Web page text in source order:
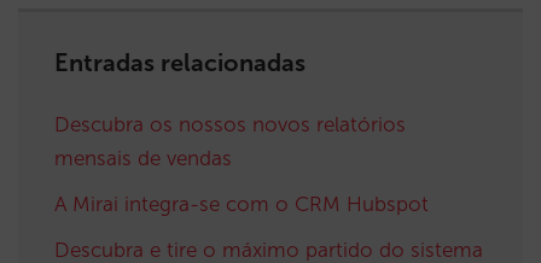
Entradas relacionadas
Descubra os nossos novos relatórios
mensais de vendas
A Mirai integra-se com o CRM Hubspot
Descubra e tire o máximo partido do sistema